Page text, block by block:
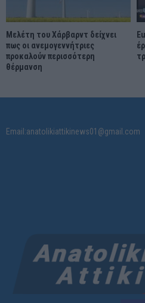
Μελέτη του Χάρβαρντ δείχνει
πως οι ανεμογεννήτριες
προκαλούν περισσότερη
θέρμανση
Email:anatolikiattikinews01@gmail.com